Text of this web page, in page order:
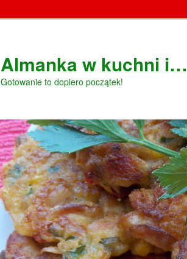
Almanka w kuchni i…
Gotowanie to dopiero początek!